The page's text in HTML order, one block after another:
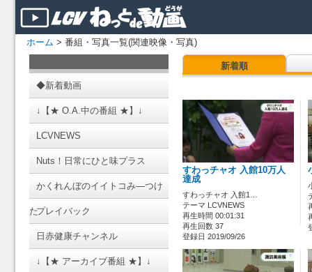
ホーム > 番組・写真一覧(関連映像・写真)
◆新着動画
↓【★ O.A.中の番組 ★】↓
LCVNEWS
Nuts！日常にひと味プラス
かくれんぼのイイトコみ―つけ
たプレイバック
日赤健康チャンネル
↓【★ アーカイブ番組 ★】↓
新着順
すわっチャオ 入館10万人
達成
すわっチャオ 入館1…
テーマ LCVNEWS
再生時間 00:01:31
再生回数 37
登録日 2019/09/26